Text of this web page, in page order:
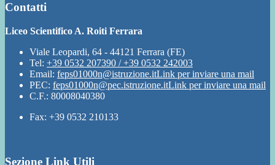
Contatti
Liceo Scientifico A. Roiti Ferrara
Viale Leopardi, 64 - 44121 Ferrara (FE)
Tel: +39 0532 207390 / +39 0532 242003
Email: feps01000n@istruzione.itLink per inviare una mail
PEC: feps01000n@pec.istruzione.itLink per inviare una mail
C.F.: 80008040380
Fax: +39 0532 210133
Sezione Link Utili